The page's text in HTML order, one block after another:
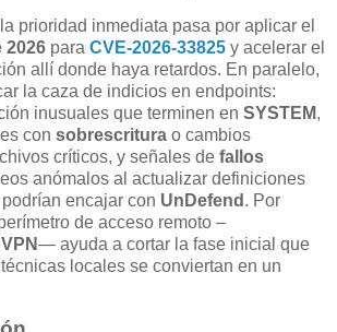
prioridad inmediata pasa por aplicar el
2026 para CVE-2026-33825 y acelerar el
allí donde haya retardos. En paralelo,
la caza de indicios en endpoints:
inusuales que terminen en SYSTEM,
con sobrescritura o cambios
críticos, y señales de fallos
anómalos al actualizar definiciones
podrían encajar con UnDefend . Por
de acceso remoto –
— ayuda a cortar la fase inicial que
locales se conviertan en un